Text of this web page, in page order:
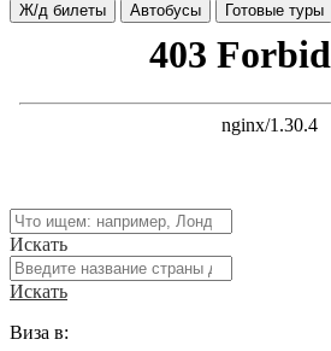
Ж/д билеты
Автобусы Готовые туры
Искать
Искать
Виза в: